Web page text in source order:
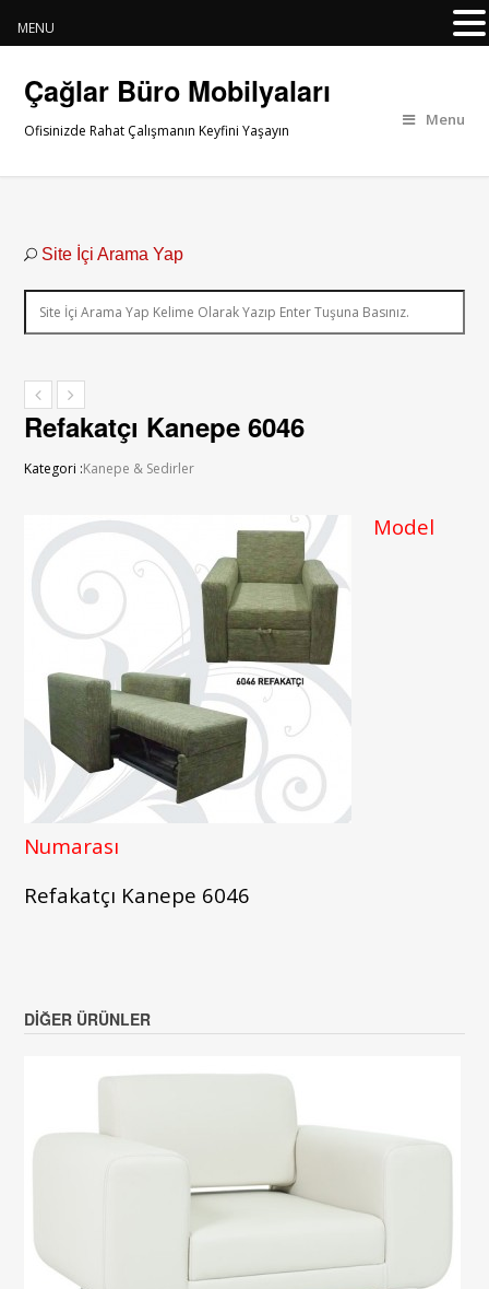
Çağlar Büro Mobilyaları
Ofisinizde Rahat Çalışmanın Keyfini Yaşayın
Menu
Site İçi Arama Yap
Refakatçı Kanepe 6046
Kategori :Kanepe & Sedirler
Model
Numarası
Refakatçı Kanepe 6046
DIĞER ÜRÜNLER
MENU